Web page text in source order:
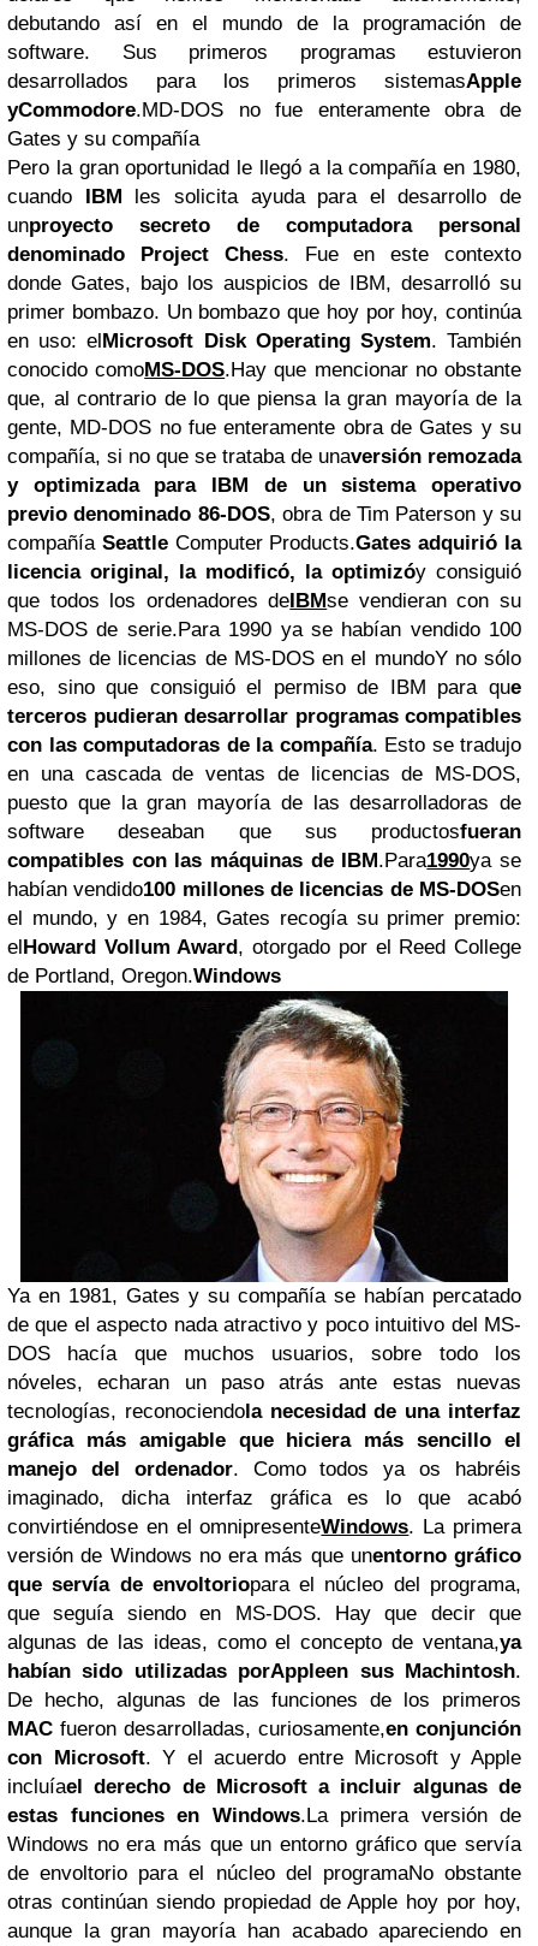
debutando así en el mundo de la programación de
software. Sus primeros programas estuvieron
desarrollados para los primeros sistemasApple
yCommodore.MD-DOS no fue enteramente obra de
Gates y su compañía
Pero la gran oportunidad le llegó a la compañía en 1980,
cuando
IBM
les solicita ayuda para el desarrollo de
unproyecto secreto de computadora personal
denominado Project Chess. Fue en este contexto
donde Gates, bajo los auspicios de IBM, desarrolló su
primer bombazo. Un bombazo que hoy por hoy, continúa
en uso: el Microsoft Disk Operating System. También
conocido comoMS-DOS.Hay que mencionar no obstante
que, al contrario de lo que piensa la gran mayoría de la
gente, MD-DOS no fue enteramente obra de Gates y su
compañía, si no que se trataba de unaversión remozada
y optimizada para IBM de un sistema operativo
previo denominado 86-DOS, obra de Tim Paterson y su
compañía SeattleComputer Products.Gates adquirió la
licencia original, la modificó, la optimizóy consiguió
que todos los ordenadores de IBMse vendieran con su
MS-DOS de serie.Para 1990 ya se habían vendido 100
millones de licencias de MS-DOS en el mundoY no sólo
eso, sino que consiguió el permiso de IBM para que
terceros pudieran desarrollar programas compatibles
con las computadoras de la compañía. Esto se tradujo
en una cascada de ventas de licencias de MS-DOS,
puesto que la gran mayoría de las desarrolladoras de
software deseaban que sus productosfueran
compatibles con las máquinas de IBM .Para1990ya se
habían vendido100 millones de licencias de MS-DOSen
el mundo, y en 1984, Gates recogía su primer premio:
el Howard Vollum Award , otorgado por el Reed College
de Portland, Oregon.Windows
Ya en 1981, Gates y su compañía se habían percatado
de que el aspecto nada atractivo y poco intuitivo del MS-
DOS hacía que muchos usuarios, sobre todo los
nóveles, echaran un paso atrás ante estas nuevas
tecnologías, reconociendola necesidad de una interfaz
gráfica más amigable que hiciera más sencillo el
manejo del ordenador. Como todos ya os habréis
imaginado, dicha interfaz gráfica es lo que acabó
convirtiéndose en el omnipresenteWindows. La primera
versión de Windows no era más que unentorno gráfico
que servía de envoltoriopara el núcleo del programa,
que seguía siendo en MS-DOS. Hay que decir que
algunas de las ideas, como el concepto de ventana,ya
habían sido utilizadas porAppleen sus Machintosh.
De hecho, algunas de las funciones de los primeros
MAC fueron desarrolladas, curiosamente,en conjunción
con Microsoft. Y el acuerdo entre Microsoft y Apple
incluíael derecho de Microsoft a incluir algunas de
estas funciones en Windows.La primera versión de
Windows no era más que un entorno gráfico que servía
de envoltorio para el núcleo del programaNo obstante
otras continúan siendo propiedad de Apple hoy por hoy,
aunque la gran mayoría han acabado apareciendo en